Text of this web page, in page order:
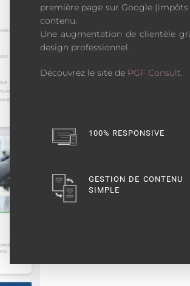
première page sur Google
contenu.
Une augmentation de clientèle
design professionnel.
Découvrez le site de PGF Consult.
100% RESPONSIVE
GESTION DE CONTENU
SIMPLE